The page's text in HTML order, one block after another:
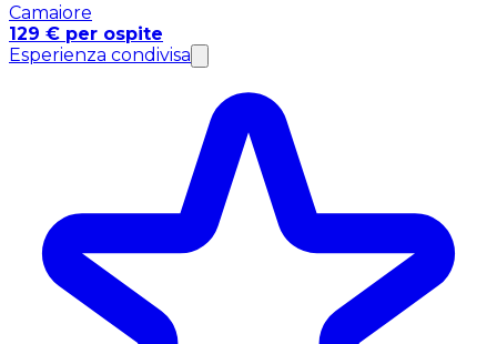
Camaiore
129 € per ospite
Esperienza condivisa